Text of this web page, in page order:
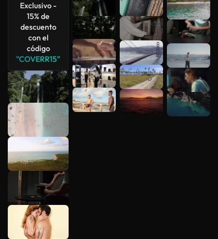
Exclusivo -
15% de
descuento
con el
código
"COVERR15"